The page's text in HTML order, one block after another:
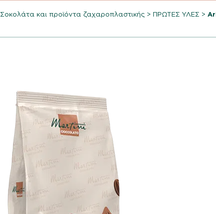
Σοκολάτα και προϊόντα ζαχαροπλαστικής >ΠΡΩΤΕΣ ΥΛΕΣ >